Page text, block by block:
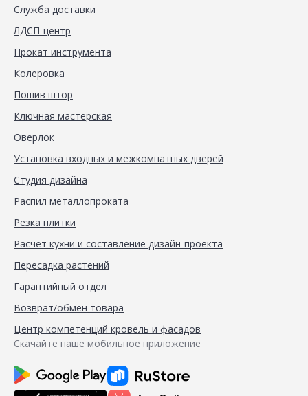
Служба доставки
ЛДСП-центр
Прокат инструмента
Колеровка
Пошив штор
Ключная мастерская
Оверлок
Установка входных и межкомнатных дверей
Студия дизайна
Распил металлопроката
Резка плитки
Расчёт кухни и составление дизайн-проекта
Пересадка растений
Гарантийный отдел
Возврат/обмен товара
Центр компетенций кровель и фасадов
Скачайте наше мобильное приложение